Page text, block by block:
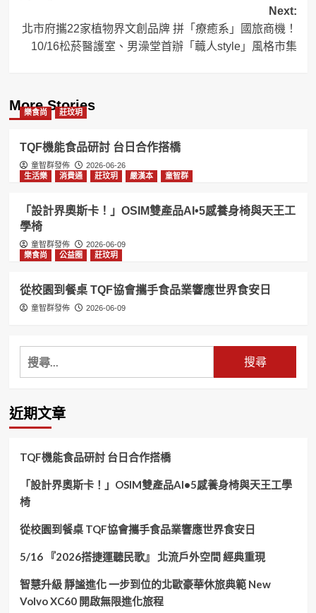
Next:
北市府攜22家植物界文創品牌 拼「療癒系」國旅商機！
10/16松菸醫護室、男澡堂首辦「蘵人style」風格市集
More Stories
樂食尚 莊玟玥
TQF機能食品研討 台日合作搭橋
童智群發佈
2026-06-26
生活樂
消費通 莊玟玥 嚴漢本 童智群
「設計界奧斯卡！」OSIM雙產品AI•5感養身椅與天王工
學椅
童智群發佈
2026-06-09
樂食尚
公益圈 莊玟玥
從校園到餐桌 TQF協會攜手食品業響應世界食安日
童智群發佈 2026-06-09
搜
尋
鍵
字:
近期文章
TQF機能食品研討 台日合作搭橋
「設計界奧斯卡！」OSIM雙產品AI•5感養身椅與天王工學
椅
從校園到餐桌 TQF協會攜手食品業響應世界食安日
5/16 『2026搭捷運聽民歌』 北流戶外空間 經典重現
智慧升級 靜謐進化 一步到位的北歐豪華休旅典範 New
Volvo XC60 開啟無限進化旅程